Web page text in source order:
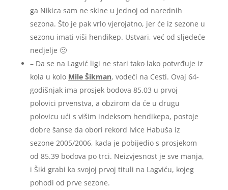
ga Nikica sam ne skine u jednoj od narednih
sezona. Što je pak vrlo vjerojatno, jer će iz sezone u
sezonu imati viši hendikep. Ustvari, već od sljedeće
nedjelje 🙂
– Da se na Lagvić ligi ne stari tako lako potvrđuje iz
kola u kolo Mile Šikman, vodeći na Cesti. Ovaj 64-
godišnjak ima prosjek bodova 85.03 u prvoj
polovici prvenstva, a obzirom da će u drugu
polovicu ući s višim indeksom hendikepa, postoje
dobre šanse da obori rekord Ivice Habuša iz
sezone 2005/2006, kada je pobijedio s prosjekom
od 85.39 bodova po trci. Neizvjesnost je sve manja,
i Šiki grabi ka svojoj prvoj tituli na Lagviću, kojeg
pohodi od prve sezone.